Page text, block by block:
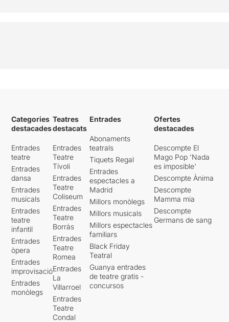
Categories
destacades
Entrades
teatre
Entrades
dansa
Entrades
musicals
Entrades
teatre
infantil
Entrades
òpera
Entrades
improvisació
Entrades
monòlegs
Teatres
destacats
Entrades
Teatre
Tívoli
Entrades
Teatre
Coliseum
Entrades
Teatre
Borràs
Entrades
Teatre
Romea
Entrades
La
Villarroel
Entrades
Teatre
Condal
Entrades
Abonaments
teatrals
Tiquets Regal
Entrades
espectacles a
Madrid
Millors monòlegs
Millors musicals
Millors espectacles
familiars
Black Friday
Teatral
Guanya entrades
de teatre gratis -
concursos
Ofertes
destacades
Descompte El
Mago Pop 'Nada
es imposible'
Descompte Ànima
Descompte
Mamma mia
Descompte
Germans de sang